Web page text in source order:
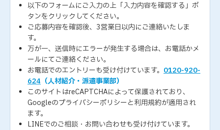
以下のフォームにご入力の上「入力内容を確認する」ボ
タンをクリックしてください。
ご応募内容を確認後、3営業日以内にご連絡いたしま
す。
万が一、送信時にエラーが発生する場合は、お電話かメ
ールにてご連絡ください。
お電話でのエントリーも受け付けています。 0120-920-
624 （人材紹介・派遣事業部）
このサイトはreCAPTCHAによって保護されており、
Googleのプライバシーポリシーと利用規約が適用され
ます。
LINEでのご相談・お問い合わせも受け付けています。